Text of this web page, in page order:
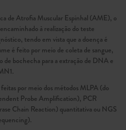
de Atrofia Muscular Espinhal (AME), o
à realização do teste
tendo em vista que a doença é
é feito por meio de coleta de sangue,
de bochecha para a extração de DNA e
por meio dos métodos MLPA (do
Probe Amplification), PCR
Chain Reaction) quantitativa ou NGS